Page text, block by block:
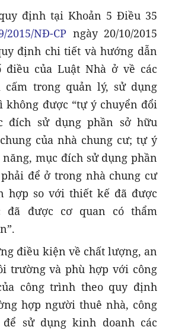
định tại Khoản 5 Điều 35
2015/NĐ-CP ngày 20/10/2015
định chi tiết và hướng dẫn
điều của Luật Nhà ở về các
cấm trong quản lý, sử dụng
không được “tự ý chuyển đổi
đích sử dụng phần sở hữu
của nhà chung cư; tự ý
mục đích sử dụng phần
để ở trong nhà chung cư
hợp so với thiết kế đã được
đã được cơ quan có thẩm
điều kiện về chất lượng, an
trường và phù hợp với công
công trình theo quy định
hợp người thuê nhà, công
sử dụng kinh doanh các